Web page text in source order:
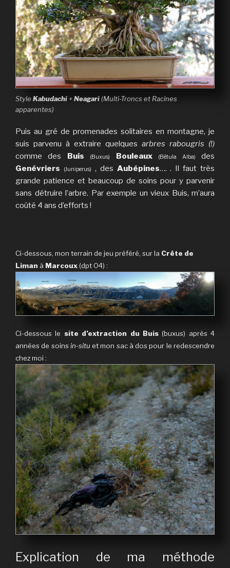
Style Kabudachi +Neagari(Multi-Troncs et Racines
apparentes)
Puis au gré de promenades solitaires en montagne, je
suis parvenu à extraire quelques arbres rabougris (!)
comme des Buis (Buxus) Bouleaux (Bétula Alba)
des
Genévriers
(Juniperus) , des Aubépines…. . Il faut très
grande patience et beaucoup de soins pour y parvenir
sans détruire l’arbre. Par exemple un vieux Buis, m’aura
coûté 4 ans d’efforts !
Ci-dessous, mon terrain de jeu préféré, sur la Crête de
Liman à Marcoux (dpt O4) :
Ci-dessous le site d’extraction du Buis(buxus) après 4
années de soinsin-situ et mon sac à dos pour le redescendre
chez moi :
Explication de ma méthode